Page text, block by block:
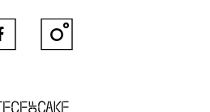
Piece of Cake
